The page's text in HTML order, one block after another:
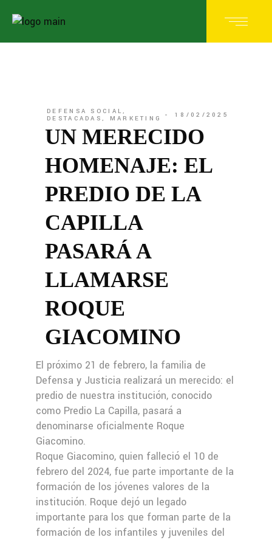
DEFENSA SOCIAL,
DESTACADAS, MARKETING 18/02/2025
UN MERECIDO
HOMENAJE: EL
PREDIO DE LA
CAPILLA
PASARÁ A
LLAMARSE
ROQUE
GIACOMINO
El próximo 21 de febrero, la familia de
Defensa y Justicia realizará un merecido: el
predio de nuestra institución, conocido
como Predio La Capilla, pasará a
denominarse oficialmente Roque
Giacomino.
Roque Giacomino, quien falleció el 10 de
febrero del 2024, fue parte importante de la
formación de los jóvenes valores de la
institución. Roque dejó un legado
importante para los que forman parte de la
formación de los infantiles y juveniles del